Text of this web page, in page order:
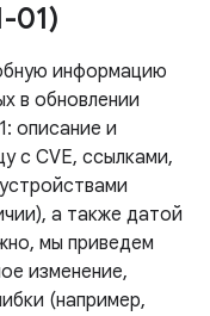
01)
информацию
в обновлении
описание и
с CVE, ссылками,
а также датой
мы приведем
изменение,
(например,